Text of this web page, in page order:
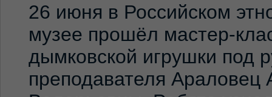
26 июня в Российском
музее прошёл мастер-
дымковской игрушки под
преподавателя Араловец